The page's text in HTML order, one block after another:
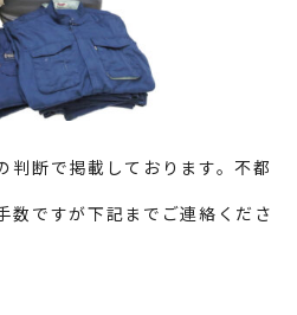
判断で掲載しております。不都
数ですが下記までご連絡くださ